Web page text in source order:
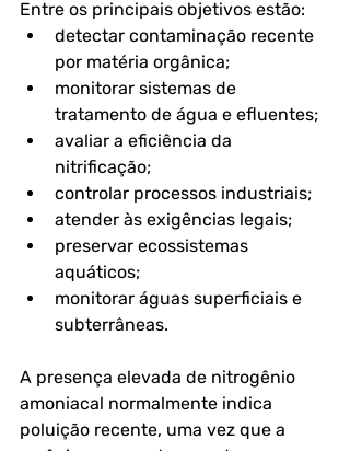
Entre os principais objetivos estão:
detectar contaminação recente
por matéria orgânica;
monitorar sistemas de
tratamento de água e efluentes;
avaliar a eficiência da
nitrificação;
controlar processos industriais;
atender às exigências legais;
preservar ecossistemas
aquáticos;
monitorar águas superficiais e
subterrâneas.
A presença elevada de nitrogênio
amoniacal normalmente indica
poluição recente, uma vez que a